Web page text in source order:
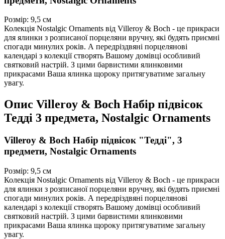
Розмір: 9,5 см
Колекція Nostalgic Ornaments від Villeroy & Boch - це прикраси
для ялинки з розписаної порцеляни вручну, які будять приємні
спогади минулих років. А передріздвяні порцелянові
календарі з колекції створять Вашому домівці особливий
святковий настрій. З цими барвистими ялинковими
прикрасами Ваша ялинка щороку притягуватиме загальну
увагу.
Опис Villeroy & Boch Набір підвісок
Тедді 3 предмета, Nostalgic Ornaments
Villeroy & Boch Набір підвісок "Тедді", 3
предмети, Nostalgic Ornaments
Розмір: 9,5 см
Колекція Nostalgic Ornaments від Villeroy & Boch - це прикраси
для ялинки з розписаної порцеляни вручну, які будять приємні
спогади минулих років. А передріздвяні порцелянові
календарі з колекції створять Вашому домівці особливий
святковий настрій. З цими барвистими ялинковими
прикрасами Ваша ялинка щороку притягуватиме загальну
увагу.